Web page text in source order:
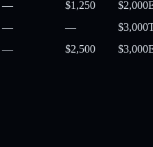
— $1,250 $2,000
— — $3,000
— $2,500 $3,000